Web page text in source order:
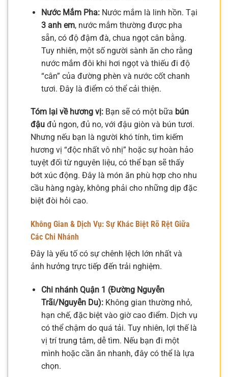
Nước Mắm Pha:Nước mắm là linh hồn. Tại
3 anh em, nước mắm thường được pha
sẵn, có độ đậm đà, chua ngọt cân bằng.
Tuy nhiên, một số người sành ăn cho rằng
nước mắm đôi khi hơi ngọt và thiếu đi độ
“cân” của đường phèn và nước cốt chanh
tươi. Đây là điểm có thể cải thiện.
Tóm lại về hương vị: Bạn sẽ có một bữa bún
đậu đủ ngon, đủ no, với đậu giòn và bún tươi.
Nhưng nếu bạn là người khó tính, tìm kiếm
hương vị “độc nhất vô nhị” hoặc sự hoàn hảo
tuyệt đối từ nguyên liệu, có thể bạn sẽ thấy
bớt xúc động. Đây là món ăn phù hợp cho nhu
cầu hàng ngày, không phải cho những dịp đặc
biệt đòi hỏi cao.
Không Gian & Dịch Vụ: Sự Khác Biệt Rõ Rệt Giữa
Các Chi Nhánh
Đây là yếu tố có sự chênh lệch lớn nhất và
ảnh hưởng trực tiếp đến trải nghiệm.
Chi nhánh Quận 1 (Đường Nguyễn
Trãi/Nguyễn Du):Không gian thường nhỏ,
hạn chế, đặc biệt vào giờ cao điểm. Dịch vụ
có thể chậm do quá tải. Tuy nhiên, lợi thế là
vị trí trung tâm, dễ tìm. Nếu bạn đi một
mình hoặc cần ăn nhanh, đây có thể là lựa
chọn.